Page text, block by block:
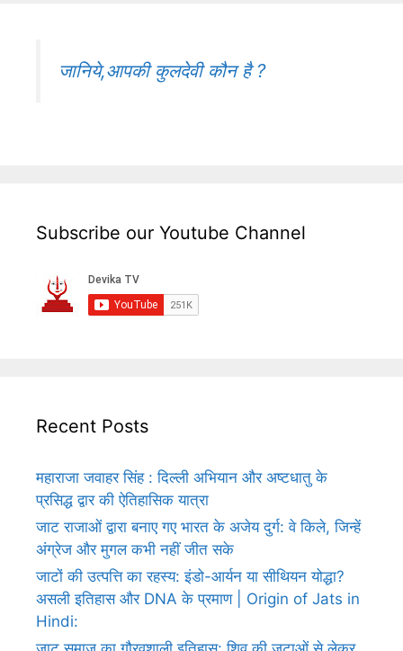
जानिये,आपकी कुलदेवी कौन है ?
Subscribe our Youtube Channel
Recent Posts
महाराजा जवाहर सिंह : दिल्ली अभियान और अष्टधातु के
प्रसिद्ध द्वार की ऐतिहासिक यात्रा
जाट राजाओं द्वारा बनाए गए भारत के अजेय दुर्ग: वे किले, जिन्हें
अंग्रेज और मुगल कभी नहीं जीत सके
जाटों की उत्पत्ति का रहस्य: इंडो-आर्यन या सीथियन योद्धा?
असली इतिहास और DNA के प्रमाण | Origin of Jats in
Hindi: